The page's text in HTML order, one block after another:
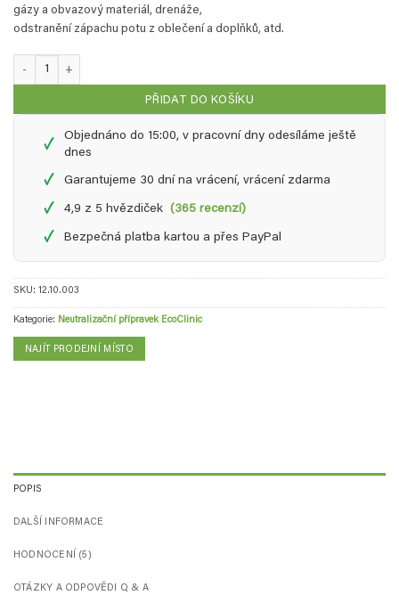
gázy a obvazový materiál, drenáže,
odstranění zápachu potu z oblečení a doplňků, atd.
PŘIDAT DO KOŠÍKU
✓
Objednáno do 15:00, v pracovní dny odesíláme ještě
dnes
✓ Garantujeme 30 dní na vrácení, vrácení zdarma
✓ 4,9 z 5 hvězdiček(365 recenzí)
✓ Bezpečná platba kartou a přes PayPal
SKU: 12.10.003
Kategorie: Neutralizační přípravek EcoClinic
NAJÍT PRODEJNÍ MÍSTO
POPIS
DALŠÍ INFORMACE
HODNOCENÍ (5)
OTÁZKY A ODPOVĚDI Q & A